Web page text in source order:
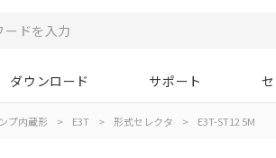
ダウンロード サポート
プ内蔵形 > E3T > 形式セレクタ > E3T-ST12 5M